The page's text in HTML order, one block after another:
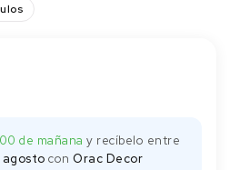
de mañana y recíbelo entre
agosto con Orac Decor